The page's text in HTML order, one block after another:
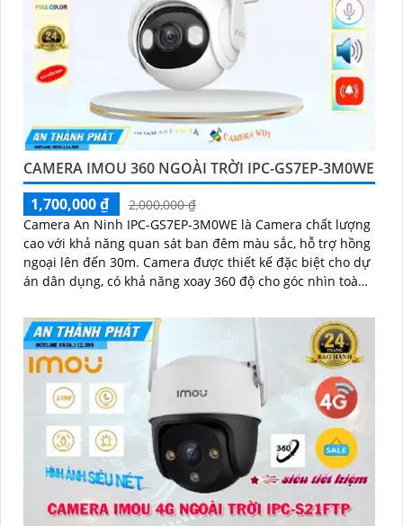
CAMERA IMOU 360 NGOÀI TRỜI IPC-GS7EP-3M0WE
1,700,000 ₫
2,000,000 ₫
Camera An Ninh IPC-GS7EP-3M0WE là Camera chất lượng
cao với khả năng quan sát ban đêm màu sắc, hỗ trợ hồng
ngoại lên đến 30m. Camera được thiết kế đặc biệt cho dự
án dân dụng, có khả năng xoay 360 độ cho góc nhìn toàn